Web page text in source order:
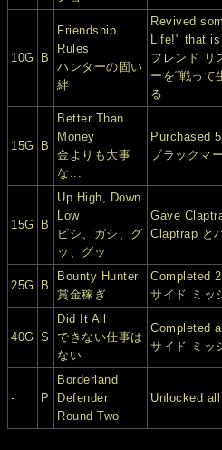
10G B
Friendship
Rules
ハンターの固い
絆
Revived
Life!" that
フレンド リ
ーを“戦って
る
15G B
Better Than
Money
金よりも大事
な...
Purchased
ブラックマ
15G B
Up High, Down
Low
ピシ、ガシ、グ
ッ、グッ
Gave
Claptrap と
25G B
Bounty Hunter
賞金稼ぎ
Completed
サイド ミッ
40G S
Did It All
できない仕事は
ない
Completed
サイド ミッ
- P
Borderland
Defender
Round Two
Unlocked